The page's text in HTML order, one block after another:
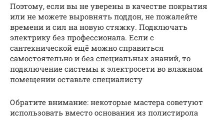
Поэтому, если вы не уверены в качестве покрытия
или не можете выровнять поддон, не пожалейте
времени и сил на новую стяжку. Подключать
электрику без профессионала. Если с
сантехнической ещё можно справиться
самостоятельно и без специальных знаний, то
подключение системы к электросети во влажном
помещении оставьте специалисту
Обратите внимание: некоторые мастера советуют
использовать вместо основания из полистирола